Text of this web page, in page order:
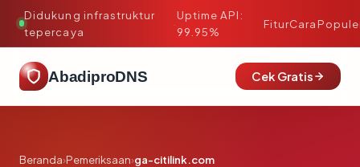
Didukung infrastruktur
tepercaya
·
Uptime API:
99.95%
FiturCara
AbadiproDNS Cek Gratis
Beranda›Pemeriksaan›ga-citilink.com